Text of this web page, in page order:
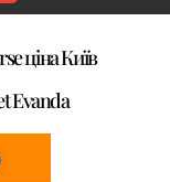
ціна Київ
Evanda